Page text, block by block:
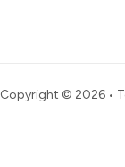
Copyright © 2026 •